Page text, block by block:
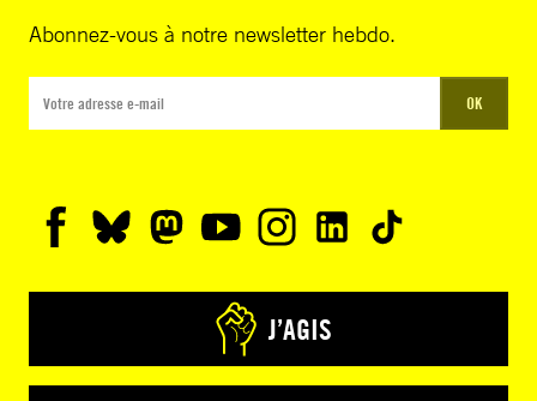
Abonnez-vous à notre newsletter hebdo.
OK
J’AGIS